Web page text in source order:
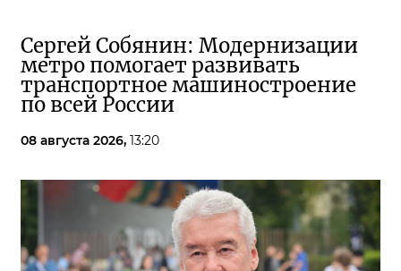
Сергей Собянин: Модернизации
метро помогает развивать
транспортное машиностроение
по всей России
08 августа 2026, 13:20